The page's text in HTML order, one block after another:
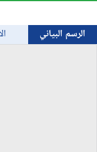
Bitcoin/USD
الرسم البياني